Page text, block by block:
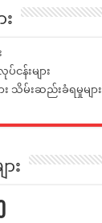
း
န်းများ
း သိမ်းဆည်းခံရမှုများ
း